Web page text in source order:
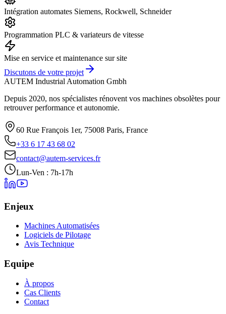
Intégration automates Siemens, Rockwell, Schneider
Programmation PLC & variateurs de vitesse
Mise en service et maintenance sur site
Discutons de votre projet
AUTEM Industrial Automation Gmbh
Depuis 2020, nos spécialistes rénovent vos machines obsolètes pour
retrouver performance et autonomie.
60 Rue François 1er, 75008 Paris, France
+33 6 17 43 68 02
contact@autem-services.fr
Lun-Ven : 7h-17h
Enjeux
Machines Automatisées
Logiciels de Pilotage
Avis Technique
Equipe
À propos
Cas Clients
Contact